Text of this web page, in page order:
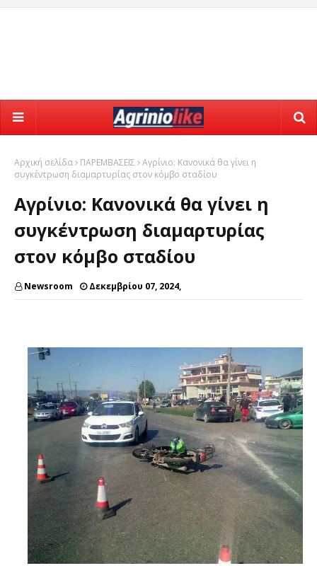
Αρχική σελίδα ΠΑΡΕΜΒΑΣΕΙΣ
Αγρίνιο: Κανονικά θα γίνει η
συγκέντρωση διαμαρτυρίας στον κόμβο σταδίου
Αγρίνιο: Κανονικά θα γίνει η
συγκέντρωση διαμαρτυρίας
στον κόμβο σταδίου
Newsroom Δεκεμβρίου 07, 2024,